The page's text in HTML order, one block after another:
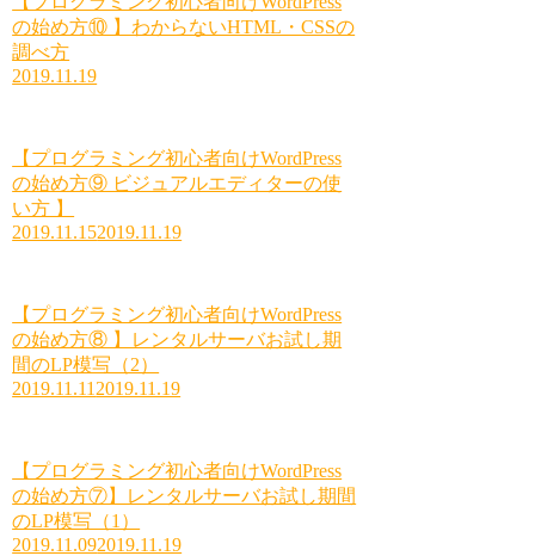
の始め方⑩ 】わからないHTML・CSSの
調べ方
2019.11.19
【プログラミング初心者向けWordPress
の始め方⑨ ビジュアルエディターの使
い方 】
2019.11.152019.11.19
【プログラミング初心者向けWordPress
の始め方⑧ 】レンタルサーバお試し期
間のLP模写（2）
2019.11.11 2019.11.19
【プログラミング初心者向けWordPress
の始め方⑦】レンタルサーバお試し期間
のLP模写（1）
2019.11.092019.11.19